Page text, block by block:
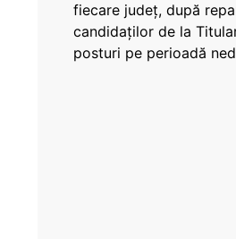
fiecare județ, după
candidaților de la
posturi pe perioadă